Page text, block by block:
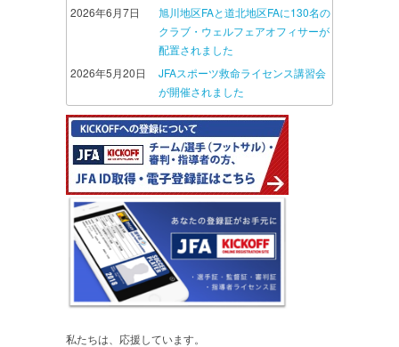
2026年6月7日
旭川地区FAと道北地区FAに130名の
クラブ・ウェルフェアオフィサーが
配置されました
2026年5月20日
JFAスポーツ救命ライセンス講習会
が開催されました
私たちは、応援しています。